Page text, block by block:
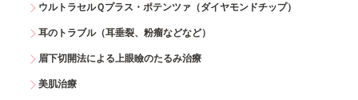
ウルトラセルＱプラス・ポテンツァ（ダイヤモンドチップ）
耳のトラブル（耳垂裂、粉瘤などなど）
眉下切開法による上眼瞼のたるみ治療
美肌治療